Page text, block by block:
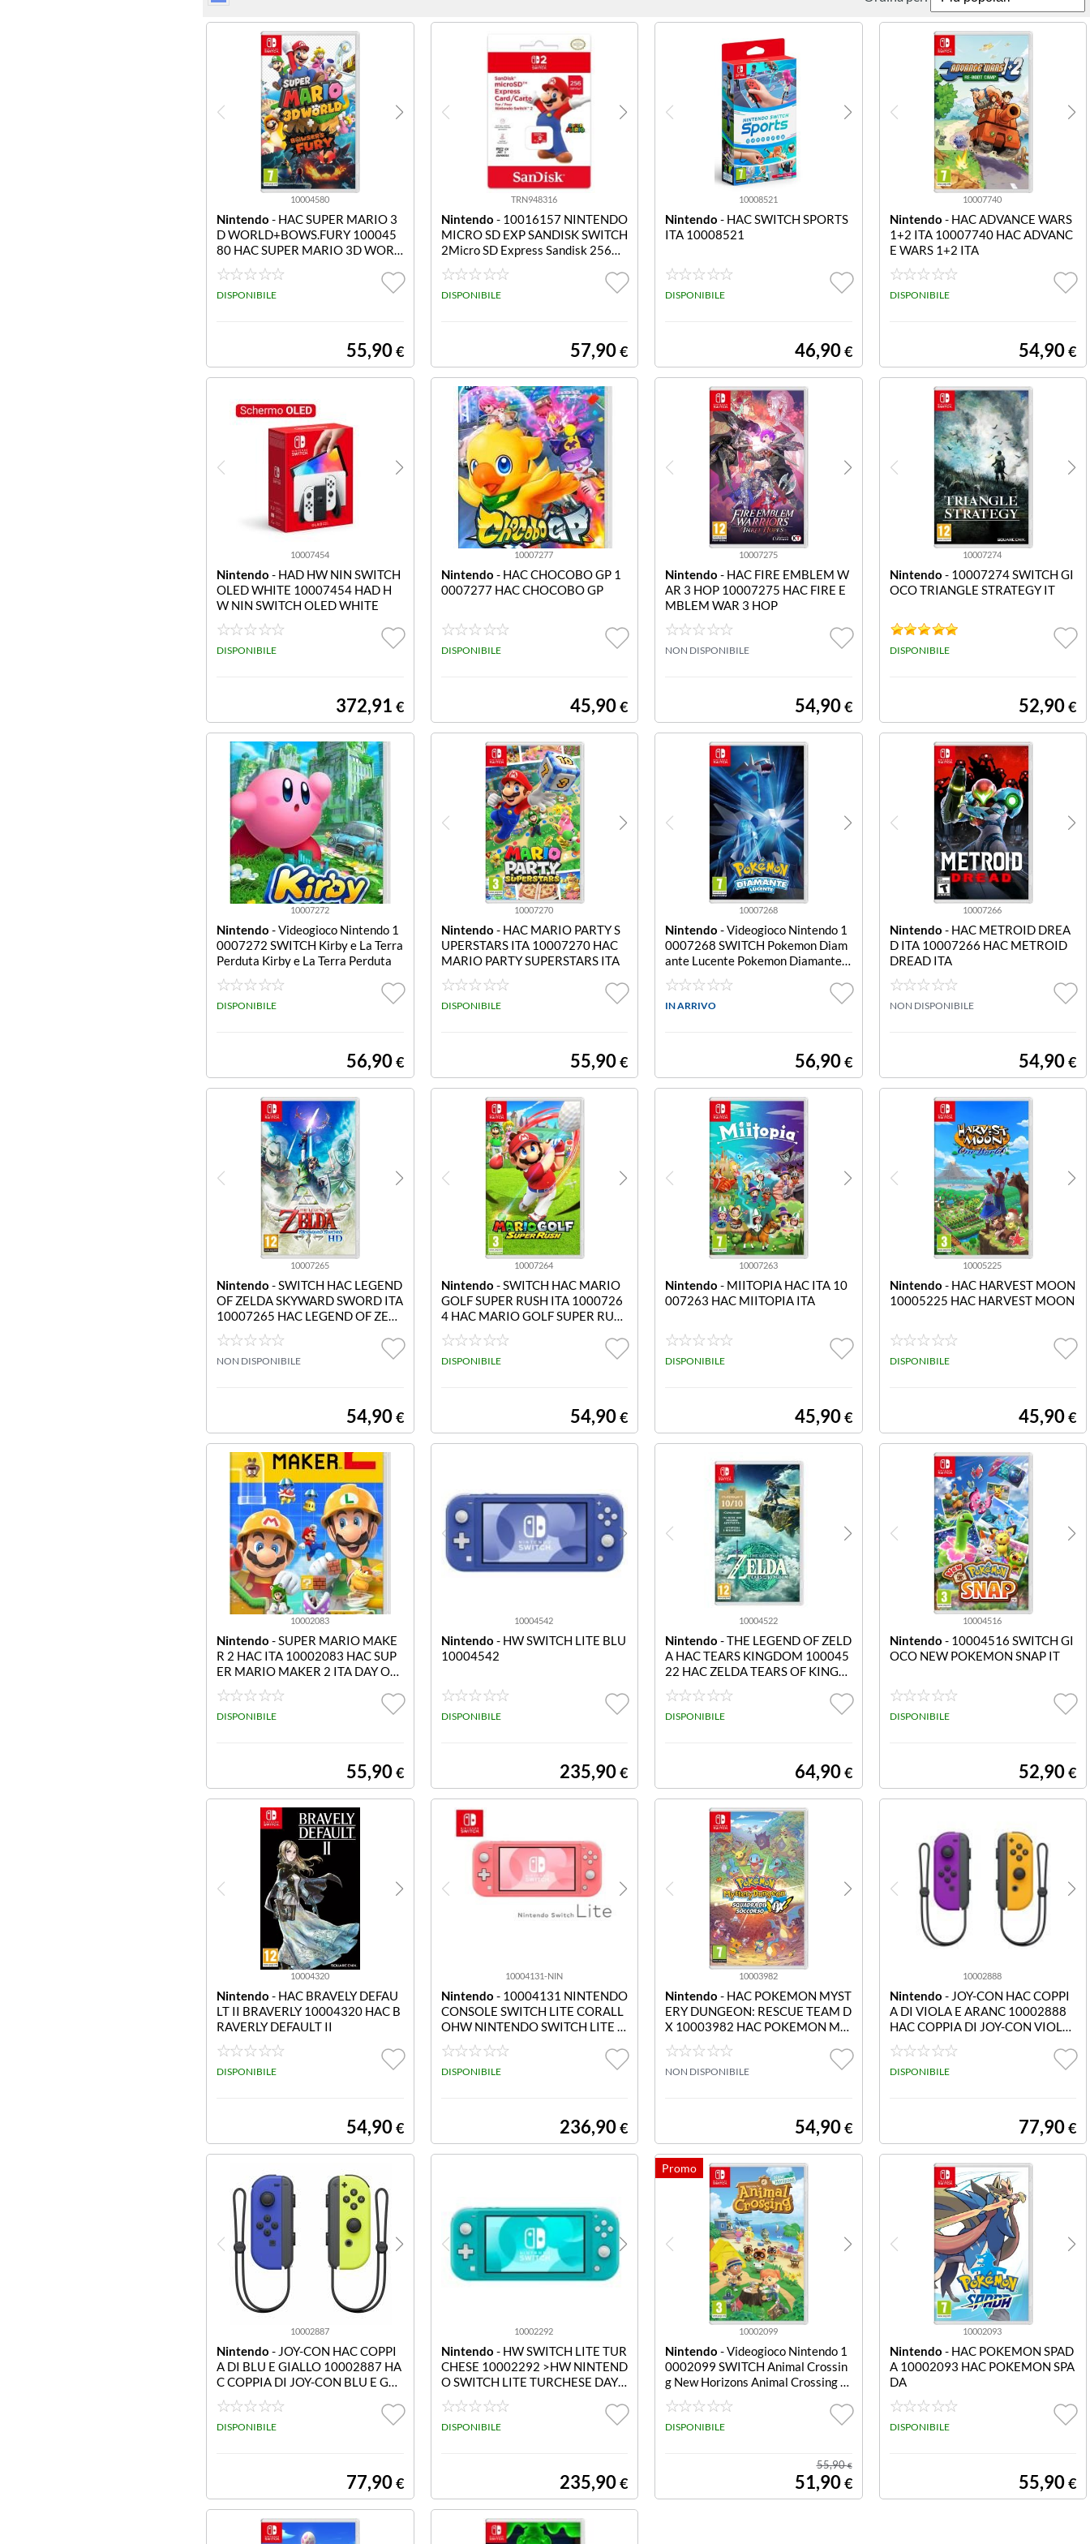
10004580
Nintendo - HAC SUPER MARIO 3
D WORLD+BOWS.FURY 100045
80 HAC SUPER MARIO 3D WORL
D+BOWS.FURY
DISPONIBILE
55,90€
TRN948316
Nintendo - 10016157 NINTENDO
MICRO SD EXP SANDISK SWITCH
2Micro SD Express Sandisk 256G
B per Switch 2
DISPONIBILE
57,90€
10008521
Nintendo - HAC SWITCH SPORTS
ITA 10008521
DISPONIBILE
46,90€
10007740
Nintendo - HAC ADVANCE WARS
1+2 ITA 10007740 HAC ADVANC
E WARS 1+2 ITA
DISPONIBILE
54,90€
10007454
Nintendo - HAD HW NIN SWITCH
OLED WHITE 10007454 HAD H
W NIN SWITCH OLED WHITE
DISPONIBILE
372,91 €
10007277
Nintendo - HAC CHOCOBO GP 1
0007277 HAC CHOCOBO GP
DISPONIBILE
45,90€
10007275
Nintendo - HAC FIRE EMBLEM W
AR 3 HOP 10007275 HAC FIRE E
MBLEM WAR 3 HOP
NON DISPONIBILE
54,90€
10007274
Nintendo - 10007274 SWITCH GI
OCO TRIANGLE STRATEGY IT
DISPONIBILE
52,90€
10007272
Nintendo - Videogioco Nintendo 1
0007272 SWITCH Kirby e La Terra
Perduta Kirby e La Terra Perduta
DISPONIBILE
56,90€
10007270
Nintendo - HAC MARIO PARTY S
UPERSTARS ITA 10007270 HAC
MARIO PARTY SUPERSTARS ITA
DISPONIBILE
55,90€
10007268
Nintendo - Videogioco Nintendo 1
0007268 SWITCH Pokemon Diam
ante Lucente Pokemon Diamante L
ucente
IN ARRIVO
56,90€
10007266
Nintendo - HAC METROID DREA
D ITA 10007266 HAC METROID
DREAD ITA
NON DISPONIBILE
54,90€
10007265
Nintendo - SWITCH HAC LEGEND
OF ZELDA SKYWARD SWORD ITA
10007265 HAC LEGEND OF ZEL
DA SKYWARD SWORD ITA
NON DISPONIBILE
54,90€
10007264
Nintendo - SWITCH HAC MARIO
GOLF SUPER RUSH ITA 1000726
4 HAC MARIO GOLF SUPER RUS
H ITA
DISPONIBILE
54,90€
10007263
Nintendo - MIITOPIA HAC ITA 10
007263 HAC MIITOPIA ITA
DISPONIBILE
45,90€
10005225
Nintendo - HAC HARVEST MOON
10005225 HAC HARVEST MOON
DISPONIBILE
45,90€
10002083
Nintendo - SUPER MARIO MAKE
R 2 HAC ITA 10002083 HAC SUP
ER MARIO MAKER 2 ITA DAY ON
E 28/06/2019
DISPONIBILE
55,90€
10004542
Nintendo - HW SWITCH LITE BLU
10004542
DISPONIBILE
235,90€
10004522
Nintendo - THE LEGEND OF ZELD
A HAC TEARS KINGDOM 100045
22 HAC ZELDA TEARS OF KINGD
OM
DISPONIBILE
64,90€
10004516
Nintendo - 10004516 SWITCH GI
OCO NEW POKEMON SNAP IT
DISPONIBILE
52,90€
10004320
Nintendo - HAC BRAVELY DEFAU
LT II BRAVERLY 10004320 HAC B
RAVERLY DEFAULT II
DISPONIBILE
54,90€
10004131-NIN
Nintendo - 10004131 NINTENDO
CONSOLE SWITCH LITE CORALL
OHW NINTENDO SWITCH LITE C
ORALLO
DISPONIBILE
236,90€
10003982
Nintendo - HAC POKEMON MYST
ERY DUNGEON: RESCUE TEAM D
X 10003982 HAC POKEMON MY
STERY DUNGEON: RESCUE
NON DISPONIBILE
54,90€
10002888
Nintendo - JOY-CON HAC COPPI
A DI VIOLA E ARANC 10002888
HAC COPPIA DI JOY-CON VIOLA
E ARANC DAY ONE 04/10/2019
DISPONIBILE
77,90€
10002887
Nintendo - JOY-CON HAC COPPI
A DI BLU E GIALLO 10002887 HA
C COPPIA DI JOY-CON BLU E GLI
ALLO DISPONIBILI DAL 4 OTTOB
RE
DISPONIBILE
77,90€
10002292
Nintendo - HW SWITCH LITE TUR
CHESE 10002292 >HW NINTEND
O SWITCH LITE TURCHESE DAY
ONE 20/09/2019
DISPONIBILE
235,90€
10002099
Nintendo - Videogioco Nintendo 1
0002099 SWITCH Animal Crossin
g New Horizons Animal Crossing N
ew Horizons
DISPONIBILE
55,90€
51,90€
10002093
Nintendo - HAC POKEMON SPAD
A 10002093 HAC POKEMON SPA
DA
DISPONIBILE
55,90€